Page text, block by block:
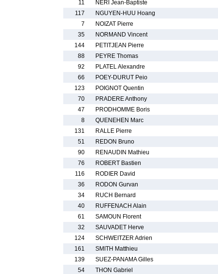
11
NERI Jean-Baptiste
117
NGUYEN-HUU Hoang
7
NOIZAT Pierre
35
NORMAND Vincent
144
PETITJEAN Pierre
88
PEYRE Thomas
92
PLATEL Alexandre
66
POEY-DURUT Peio
123
POIGNOT Quentin
70
PRADERE Anthony
47
PRODHOMME Boris
8
QUENEHEN Marc
131
RALLE Pierre
51
REDON Bruno
90
RENAUDIN Mathieu
76
ROBERT Bastien
116
RODIER David
36
RODON Gurvan
34
RUCH Bernard
40
RUFFENACH Alain
61
SAMOUN Florent
32
SAUVADET Herve
124
SCHWEITZER Adrien
161
SMITH Matthieu
139
SUEZ-PANAMA Gilles
54
THON Gabriel